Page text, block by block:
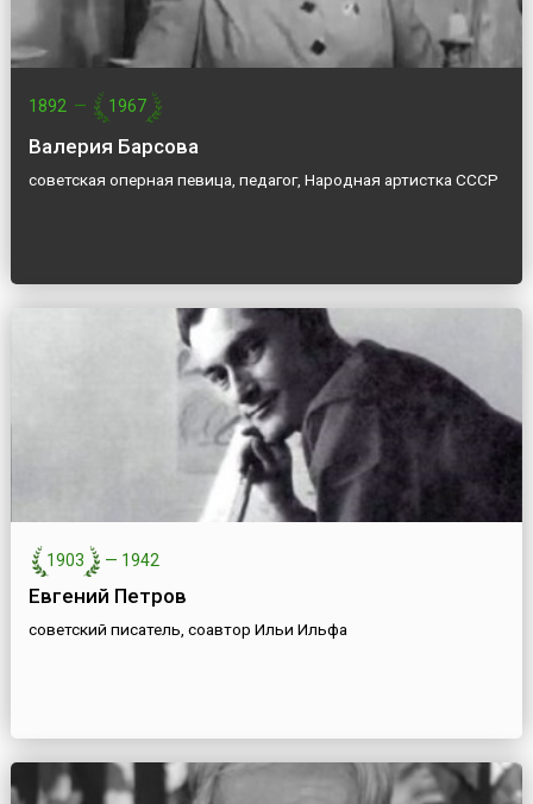
1892 — 1967
Валерия Барсова
советская оперная певица, педагог, Народная артистка СССР
1903 — 1942
Евгений Петров
советский писатель, соавтор Ильи Ильфа